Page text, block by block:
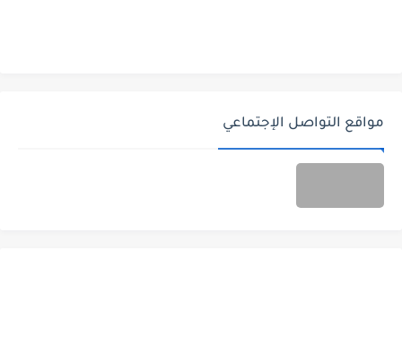
مواقع التواصل الإجتماعي